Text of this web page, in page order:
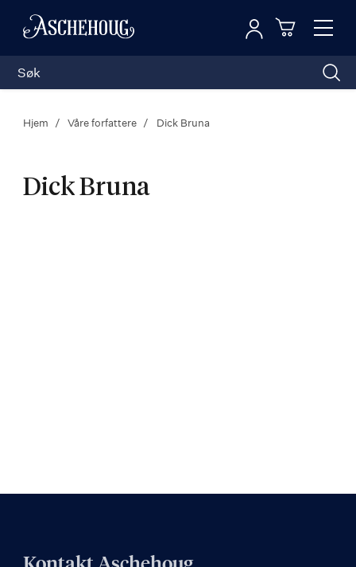
Toggle
Logg inn
Hjem Våre forfattere Dick Bruna
Dick Bruna